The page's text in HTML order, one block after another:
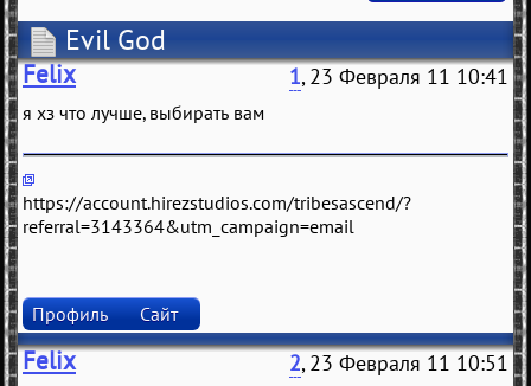
Evil God
Felix 1, 23 Февраля 11 10:41
я хз что лучшe, выбирaть вaм
https://account.hirezstudios.com/tribesascend/?
referral=3143364&utm_campaign=email
Профиль Сайт
Felix 2, 23 Февраля 11 10:51